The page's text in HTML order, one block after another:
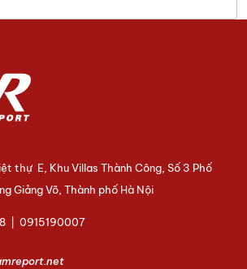
thự E, Khu Villas Thành Công, Số 3 Phố
Giảng Võ, Thành phố Hà Nội
| 0915190007